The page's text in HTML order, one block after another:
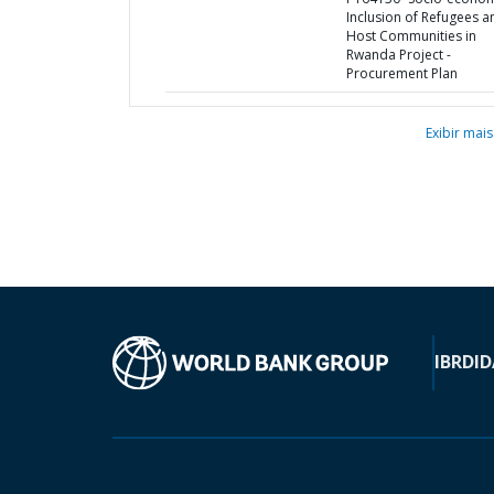
Inclusion of Refugees
Host Communities in
Rwanda Project -
Procurement Plan
Exibir mais
IBRD